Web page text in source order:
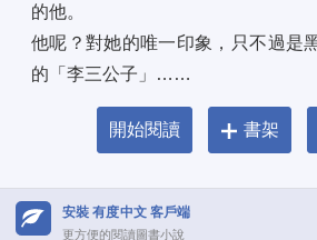
的他。
他呢？對她的唯一印象，只不過是
的「李三公子」……
開始閱讀 書架
安裝 有度中文 客戶端
更方便的閱讀圖書小說